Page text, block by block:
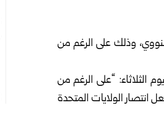
وذلك على الرغم من
“على الرغم من
انتصار الولايات المتحدة